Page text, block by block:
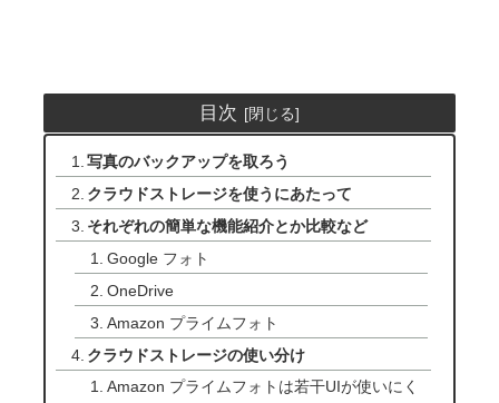
目次
写真のバックアップを取ろう
クラウドストレージを使うにあたって
それぞれの簡単な機能紹介とか比較など
Google フォト
OneDrive
Amazon プライムフォト
クラウドストレージの使い分け
Amazon プライムフォトは若干UIが使いにく